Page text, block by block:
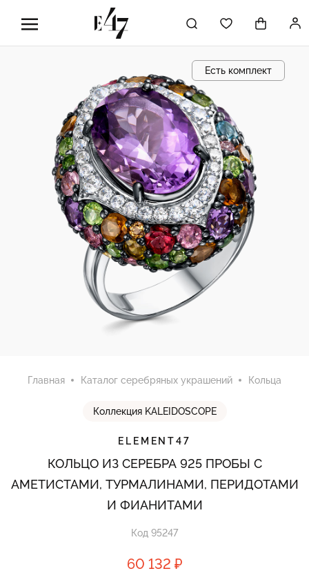
Есть комплект
Главная Каталог серебряных украшений Кольца
Коллекция KALEIDOSCOPE
ELEMENT47
КОЛЬЦО ИЗ СЕРЕБРА 925 ПРОБЫ С
АМЕТИСТАМИ, ТУРМАЛИНАМИ, ПЕРИДОТАМИ
И ФИАНИТАМИ
Код 95247
60 132 ₽